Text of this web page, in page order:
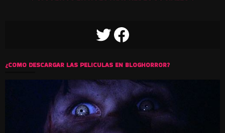
TWITTERFACEBOOK
¿COMO DESCARGAR LAS PELICULAS EN BLOGHORROR?